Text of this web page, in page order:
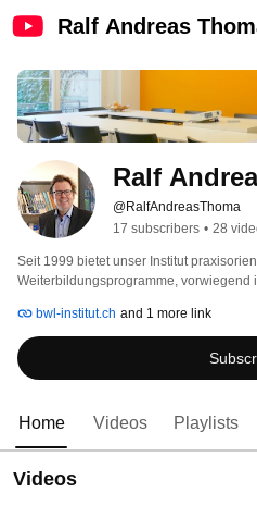
Ralf Andreas
Ralf
@RalfAndreasThoma
17 subscribers • 28
Seit 1999 bietet unser Institut
Weiterbildungsprogramme, vorwiegend
systematisch praxisrelevantes Wissen
vermitteln und sie auf die Anwendung
bwl-institut.ch and 1 more link
Home Videos Playlists
Videos